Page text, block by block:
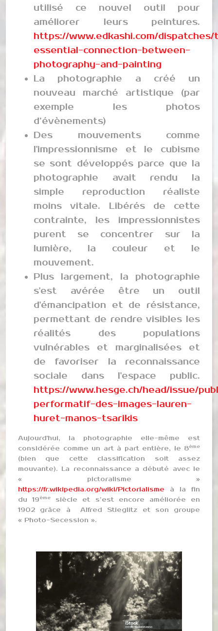
utilisé ce nouvel outil pour
améliorer leurs peintures.
https://www.edkashi.com/
essential-connection-between-
photography-and-painting
La photographie a créé un
nouveau marché artistique (par
exemple les photos
d’évènements)
Des mouvements comme
l'impressionnisme et le cubisme
se sont développés parce que la
photographie avait rendu la
simple reproduction réaliste
moins vitale. Libérés de cette
contrainte, les impressionnistes
purent se concentrer sur la
lumière, la couleur et le
mouvement.
Plus largement, la photographie
s'est avérée être un outil
d'émancipation et de résistance,
permettant de rendre visibles les
réalités des populations
vulnérables et marginalisées et
de favoriser la reconnaissance
sociale dans l'espace public.
https://www.hesge.ch/head/issue/
performatif-des-images-lauren-
huret-manos-tsarikis
Aujourd'hui, la photographie elle-même est
considérée comme un art à part entière, le 8ème
(bien que cette classification soit assez
mouvante). La reconnaissance a débuté avec le
« pictoralisme »
https://fr.wikipedia.org/wiki/Pictorialisme à la fin
du 19ème
siècle et s’est encore améliorée en
1902 grâce à Alfred Stieglitz et son groupe
« Photo-Secession ».